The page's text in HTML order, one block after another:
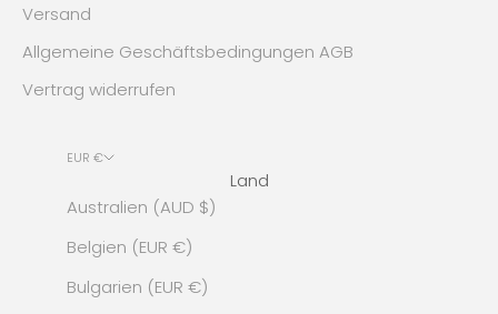
Versand
Allgemeine Geschäftsbedingungen AGB
Vertrag widerrufen
EUR €
Land
Australien (AUD $)
Belgien (EUR €)
Bulgarien (EUR €)